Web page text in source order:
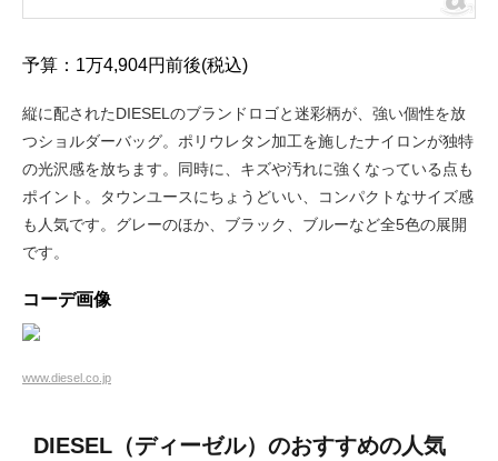
予算：1万4,904円前後(税込)
縦に配されたDIESELのブランドロゴと迷彩柄が、強い個性を放
つショルダーバッグ。ポリウレタン加工を施したナイロンが独特
の光沢感を放ちます。同時に、キズや汚れに強くなっている点も
ポイント。タウンユースにちょうどいい、コンパクトなサイズ感
も人気です。グレーのほか、ブラック、ブルーなど全5色の展開
です。
コーデ画像
www.diesel.co.jp
DIESEL（ディーゼル）のおすすめの人気